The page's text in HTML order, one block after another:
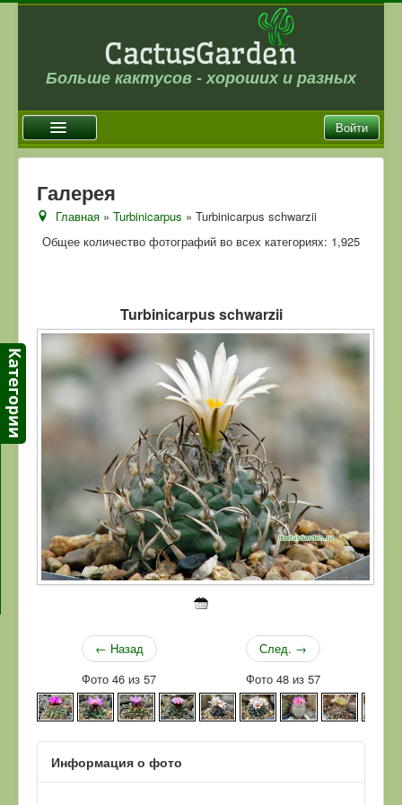
Больше кактусов - хороших и разных
Войти
Новости
Галерея
Отзывы
Ссылки
Контакты
Галерея
Главная »Turbinicarpus » Turbinicarpus schwarzii
Общее количество фотографий во всех категориях: 1,925
Turbinicarpus schwarzii
← Назад
Фото 46 из 57
След. →
Фото 48 из 57
Информация о фото